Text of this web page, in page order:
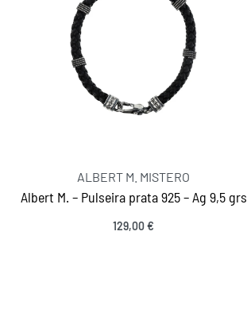
ALBERT M. MISTERO
Albert M. – Pulseira prata 925 – Ag 9,5 grs
129,00€